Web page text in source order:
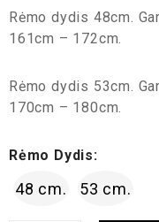
Rėmo dydis 48cm.
161cm – 172cm.
Rėmo dydis 53cm.
170cm – 180cm.
Rėmo Dydis:
48 cm. 53 cm.